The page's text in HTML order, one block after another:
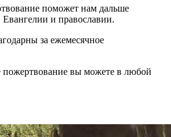
поможет нам дальше
и православии.
за ежемесячное
пожертвование вы можете в любой